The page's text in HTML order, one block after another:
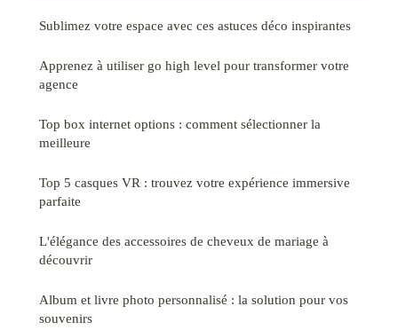
Sublimez votre espace avec ces astuces déco inspirantes
Apprenez à utiliser go high level pour transformer votre
agence
Top box internet options : comment sélectionner la
meilleure
Top 5 casques VR : trouvez votre expérience immersive
parfaite
L'élégance des accessoires de cheveux de mariage à
découvrir
Album et livre photo personnalisé : la solution pour vos
souvenirs